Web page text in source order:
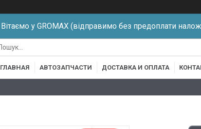
Вітаємо у GROMAX (відправимо без предоплати
ГЛАВНАЯ АВТОЗАПЧАСТИ ДОСТАВКА И ОПЛАТА